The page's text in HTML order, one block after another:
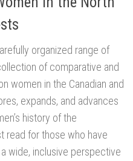
organized range of
of comparative and
women in the Canadian and
expands, and advances
history of the
read for those who have
wide, inclusive perspective